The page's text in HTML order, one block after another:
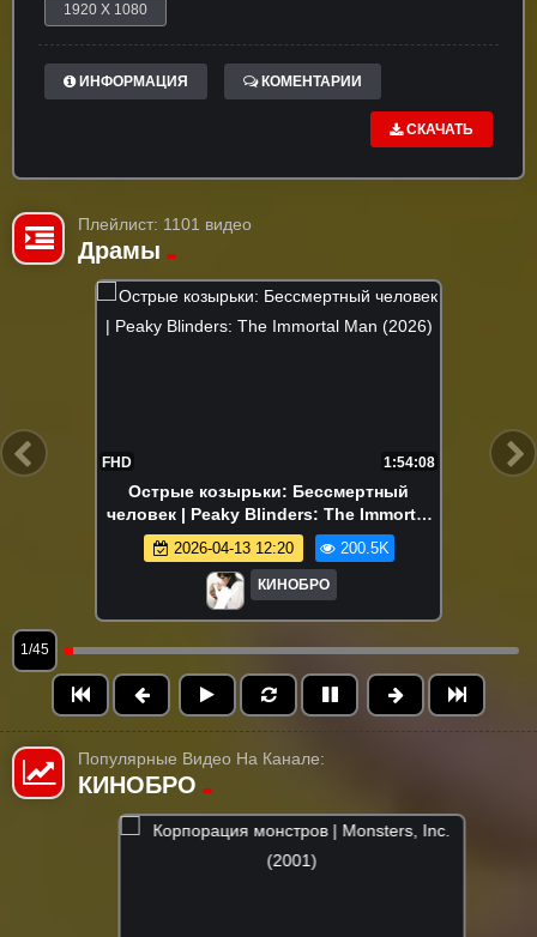
1920 X 1080
ИНФОРМАЦИЯ КОМЕНТАРИИ
СКАЧАТЬ
Плейлист: 1101 видео
Драмы
FHD 1:54:08
Острые козырьки: Бессмертный
человек | Peaky Blinders: The Immortal
Man (2026)
2026-04-13 12:20 200.5K
КИНОБРО
1/45
Популярные Видео На Канале:
КИНОБРО